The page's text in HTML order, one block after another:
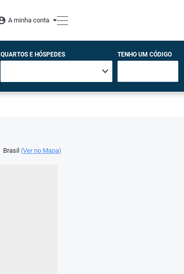
A minha conta
QUARTOS E HÓSPEDES TENHO UM CÓDIGO
Brasil (Ver no Mapa)